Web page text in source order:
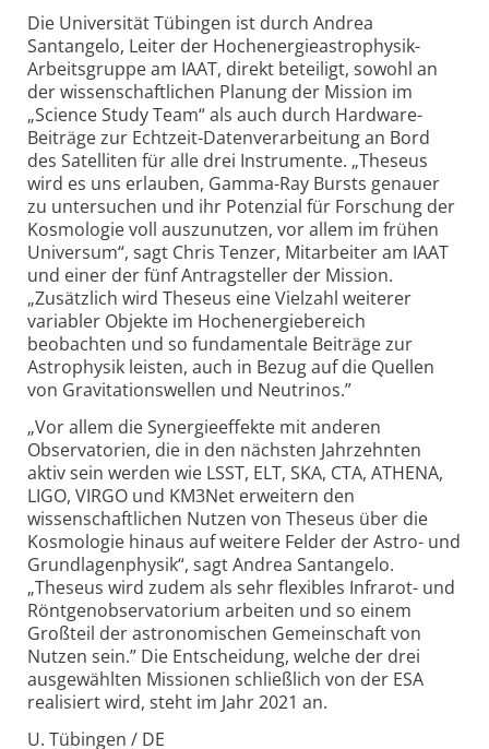
Die Universität Tübingen ist durch Andrea
Santangelo, Leiter der Hoch­energie­astro­physik-
Arbeits­gruppe am IAAT, direkt beteiligt, sowohl an
der wissen­schaftlichen Planung der Mission im
„Science Study Team“ als auch durch Hardware-
Beiträge zur Echt­zeit-Daten­verarbeitung an Bord
des Satelliten für alle drei Instrumente. „Theseus
wird es uns erlauben, Gamma-Ray Bursts genauer
zu untersuchen und ihr Potenzial für Forschung der
Kosmologie voll auszunutzen, vor allem im frühen
Universum“, sagt Chris Tenzer, Mit­arbeiter am IAAT
und einer der fünf Antrag­steller der Mission.
„Zusätzlich wird Theseus eine Vielzahl weiterer
variabler Objekte im Hoch­energie­bereich
beobachten und so fundamentale Beiträge zur
Astro­physik leisten, auch in Bezug auf die Quellen
von Gravitations­wellen und Neutrinos.”
„Vor allem die Synergieeffekte mit anderen
Observatorien, die in den nächsten Jahrzehnten
aktiv sein werden wie LSST, ELT, SKA, CTA, ATHENA,
LIGO, VIRGO und KM3Net erweitern den
wissenschaftlichen Nutzen von Theseus über die
Kosmologie hinaus auf weitere Felder der Astro- und
Grundlagen­physik“, sagt Andrea Santangelo.
„Theseus wird zudem als sehr flexibles Infrarot- und
Röntgen­observatorium arbeiten und so einem
Groß­teil der astronomischen Gemeinschaft von
Nutzen sein.” Die Entscheidung, welche der drei
ausgewählten Missionen schließlich von der ESA
realisiert wird, steht im Jahr 2021 an.
U. Tübingen / DE